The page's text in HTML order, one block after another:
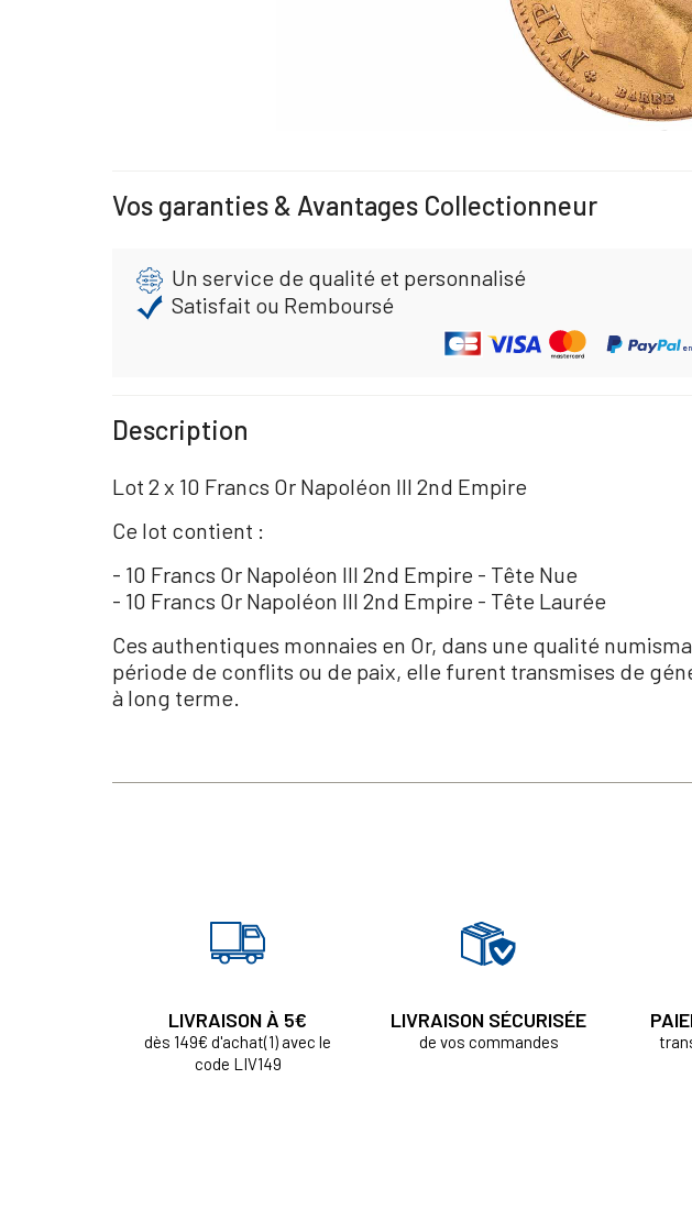
Vos garanties & Avantages Collectionneur
Un service de qualité et personnalisé
Satisfait ou Remboursé
Description
Lot 2 x 10 Francs Or Napoléon III 2nd Empire
Ce lot contient :
- 10 Francs Or Napoléon III 2nd Empire - Tête Nue
- 10 Francs Or Napoléon III 2nd Empire - Tête Laurée
Ces authentiques monnaies en Or, dans une qualité
période de conflits ou de paix, elle furent transmises de
à long terme.
LIVRAISON À 5€
dès 149€ d'achat(1) avec le
code LIV149
LIVRAISON SÉCURISÉE
de vos commandes